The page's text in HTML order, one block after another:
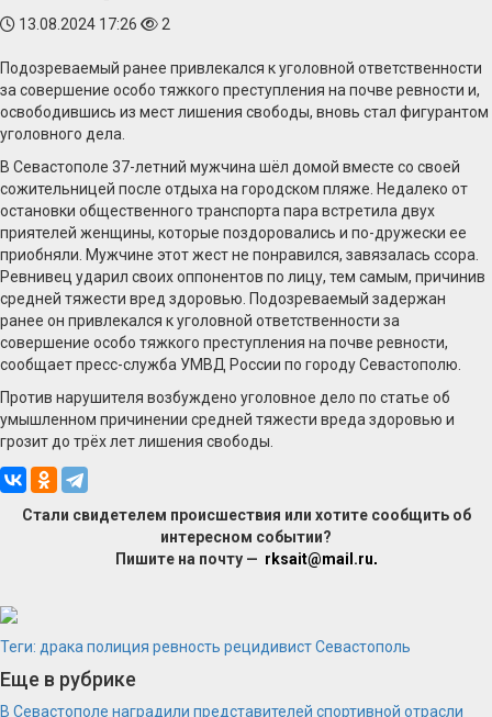
13.08.2024 17:26 2
Подозреваемый ранее привлекался к уголовной ответственности
за совершение особо тяжкого преступления на почве ревности и,
освободившись из мест лишения свободы, вновь стал фигурантом
уголовного дела.
В Севастополе 37-летний мужчина шёл домой вместе со своей
сожительницей после отдыха на городском пляже. Недалеко от
остановки общественного транспорта пара встретила двух
приятелей женщины, которые поздоровались и по-дружески ее
приобняли. Мужчине этот жест не понравился, завязалась ссора.
Ревнивец ударил своих оппонентов по лицу, тем самым, причинив
средней тяжести вред здоровью. Подозреваемый задержан
ранее он привлекался к уголовной ответственности за
совершение особо тяжкого преступления на почве ревности,
сообщает пресс-служба УМВД России по городу Севастополю.
Против нарушителя возбуждено уголовное дело по статье об
умышленном причинении средней тяжести вреда здоровью и
грозит до трёх лет лишения свободы.
Стали свидетелем происшествия или хотите сообщить об
интересном событии?
Пишите на почту — rksait@mail.ru.
Теги: драка полиция ревность рецидивистСевастополь
Еще в рубрике
В Севастополе наградили представителей спортивной отрасли